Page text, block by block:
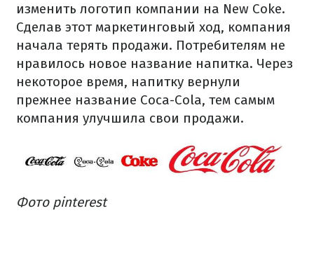
изменить логотип компании на New Coke.
Сделав этот маркетинговый ход, компания
начала терять продажи. Потребителям не
нравилось новое название напитка. Через
некоторое время, напитку вернули
прежнее название Coca-Cola, тем самым
компания улучшила свои продажи.
Фото pinterest